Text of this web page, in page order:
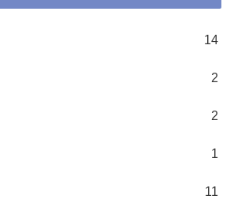
14
2
2
1
11